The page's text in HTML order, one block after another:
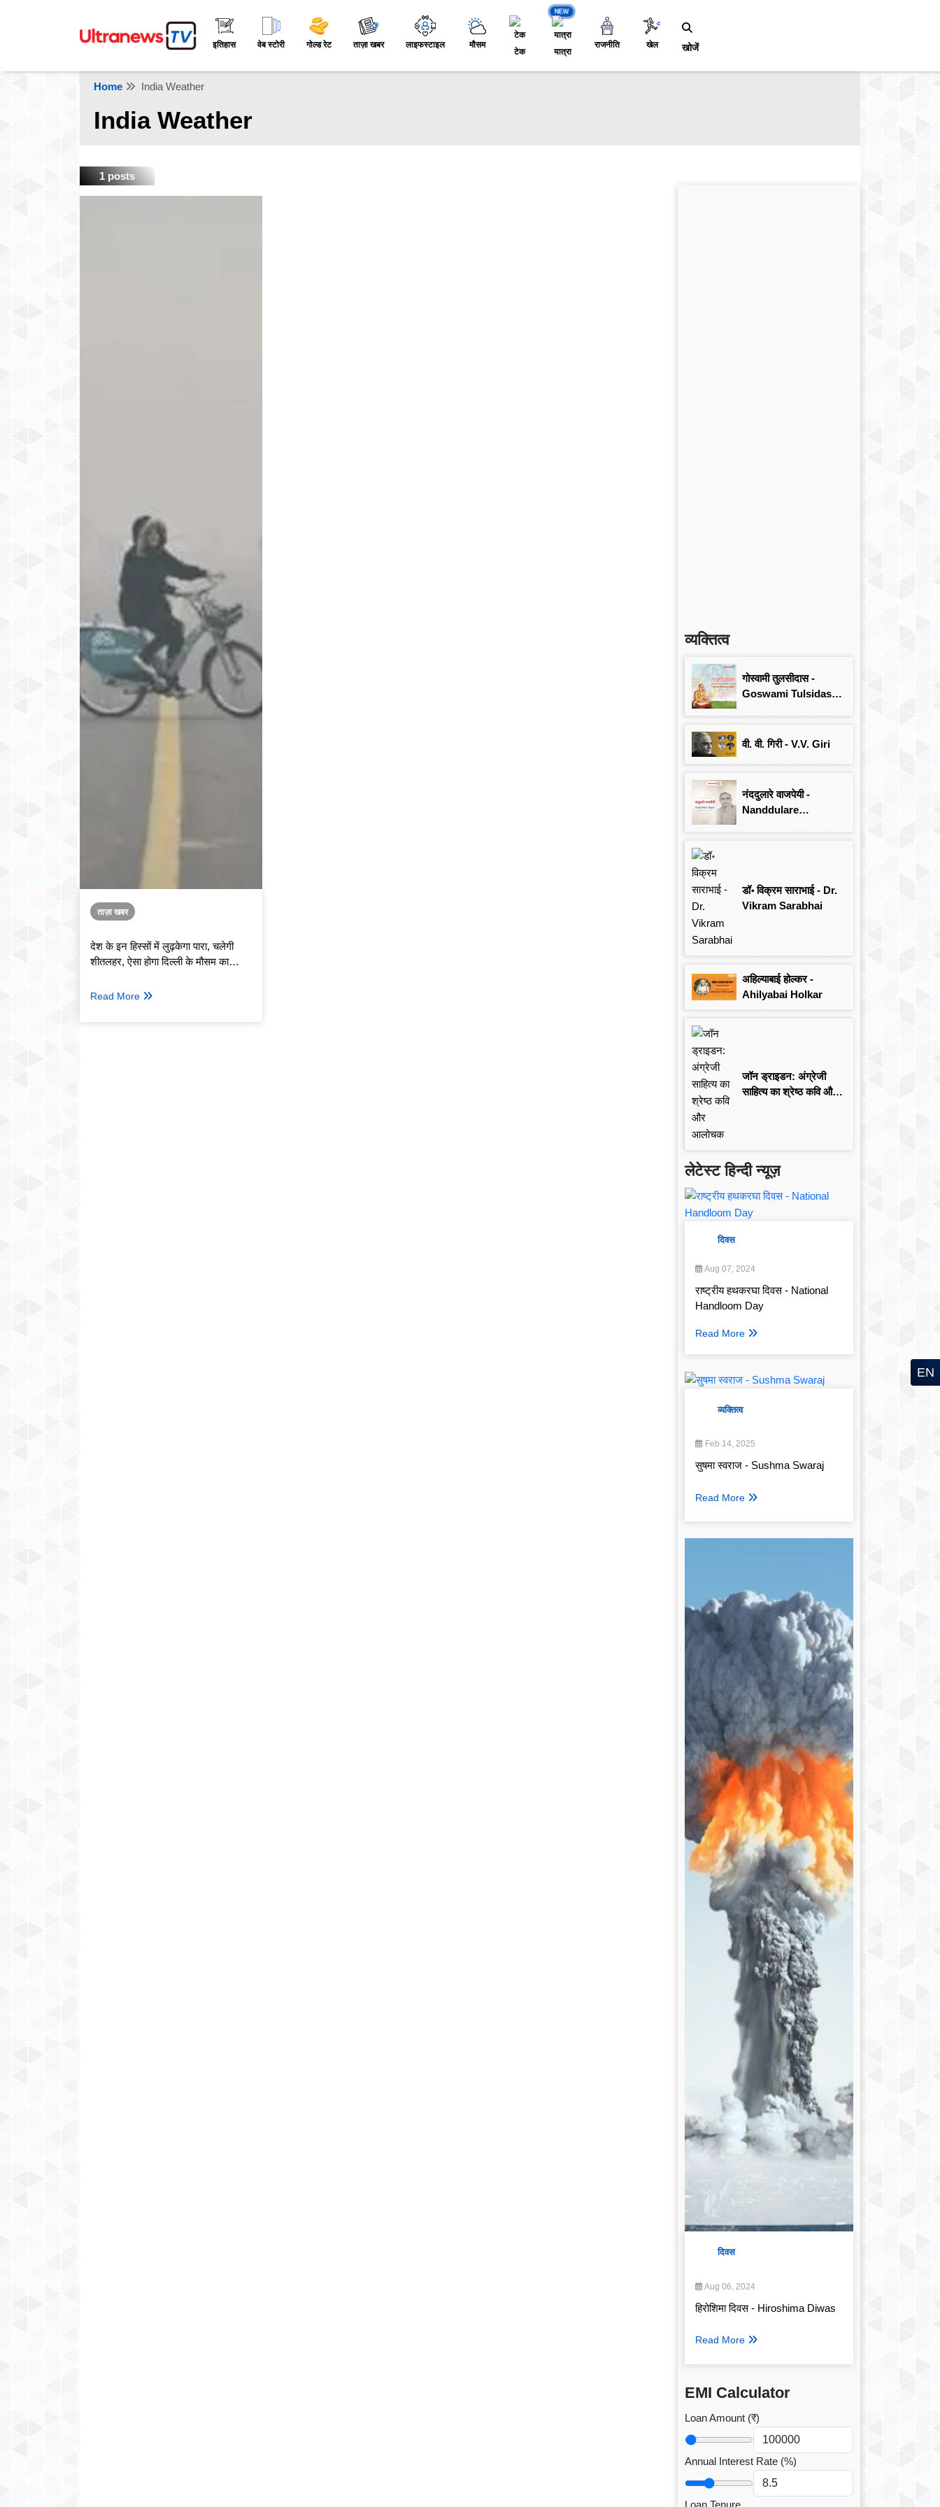
इतिहास वेब स्टोरी गोल्ड रेट ताज़ा खबर लाइफस्टाइल मौसम
टेक
NEW
यात्रा
राजनीति खेल खोजें
Home India Weather
India Weather
1 posts
ताज़ा खबर
देश के इन हिस्सों में लुढ़केगा पारा, चलेगी
शीतलहर, ऐसा होगा दिल्ली के मौसम का
Read More
व्यक्तित्व
गोस्वामी तुलसीदास -
Goswami Tulsidas:
वी. वी. गिरी - V.V. Giri
नंददुलारे वाजपेयी -
Nanddulare
डॉ॰ विक्रम साराभाई - Dr.
Vikram Sarabhai
अहिल्याबाई होल्कर -
Ahilyabai Holkar
जॉन ड्राइडन: अंग्रेजी
साहित्य का श्रेष्ठ कवि और
लेटेस्ट हिन्दी न्यूज़
दिवस
Aug 07, 2024
राष्ट्रीय हथकरघा दिवस - National
Handloom Day
Read More
व्यक्तित्व
Feb 14, 2025
सुषमा स्वराज - Sushma Swaraj
Read More
दिवस
Aug 06, 2024
हिरोशिमा दिवस - Hiroshima Diwas
Read More
EMI Calculator
Loan Amount (₹)
Annual Interest Rate (%)
Loan Tenure
EN